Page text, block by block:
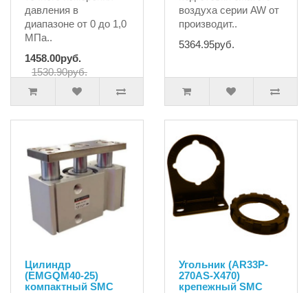
давления в
диапазоне от 0 до 1,0
МПа..
1458.00руб.
1530.90руб.
воздуха серии AW от
производит..
5364.95руб.
Цилиндр
(EMGQM40-25)
компактный SMC
Угольник (AR33P-
270AS-X470)
крепежный SMC